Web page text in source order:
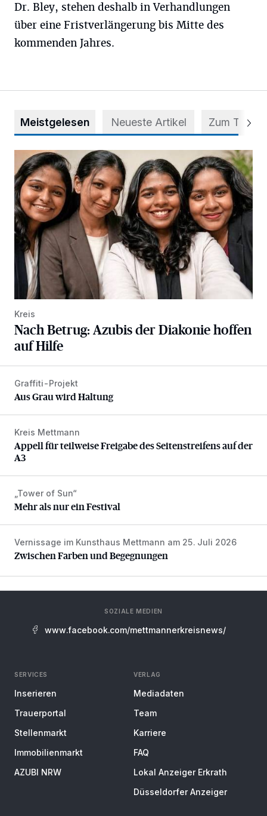
Dr. Bley, stehen deshalb in Verhandlungen
über eine Fristverlängerung bis Mitte des
kommenden Jahres.
Meistgelesen Neueste Artikel Zum Thema
Nach Betrug: Azubis der Diakonie hoffen auf Hilfe
Kreis
Nach Betrug: Azubis der Diakonie hoffen
auf Hilfe
Aus Grau wird Haltung
Graffiti-Projekt
Aus Grau wird Haltung
Appell für teilweise Freigabe des Seitenstreifens auf der A3
Kreis Mettmann
Appell für teilweise Freigabe des Seitenstreifens auf der
A3
Mehr als nur ein Festival
„Tower of Sun“
Mehr als nur ein Festival
Zwischen Farben und Begegnungen
Vernissage im Kunsthaus Mettmann am 25. Juli 2026
Zwischen Farben und Begegnungen
SOZIALE MEDIEN
www.facebook.com/mettmannerkreisnews/
SERVICES
Inserieren
Trauerportal
Stellenmarkt
Immobilienmarkt
AZUBI NRW
VERLAG
Mediadaten
Team
Karriere
FAQ
Lokal Anzeiger Erkrath
Düsseldorfer Anzeiger